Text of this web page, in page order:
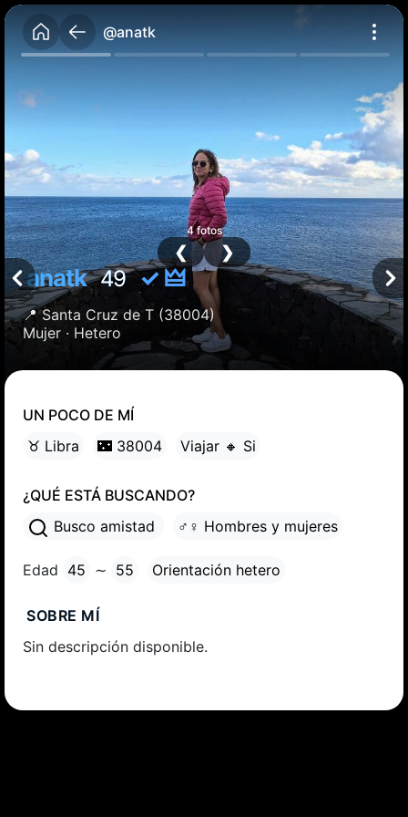
@anatk
anatk49✓ 🜲
📍Santa Cruz de T (38004)
Mujer · Hetero
4 fotos
❮ ❯
UN POCO DE MÍ
♉ Libra
🌃 38004 Viajar 🔸 Si
¿QUÉ ESTÁ BUSCANDO?
Busco amistad
♂♀ Hombres y mujeres
Edad 45 ∼ 55 Orientación hetero
SOBRE MÍ
Sin descripción disponible.